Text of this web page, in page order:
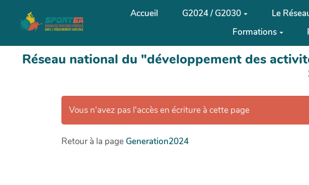
Aller au contenu principal Accueil G2024 / G2030 Le
Formations
Réseau national du "développement des
Vous n'avez pas l'accès en écriture à cette page
Retour à la page Generation2024